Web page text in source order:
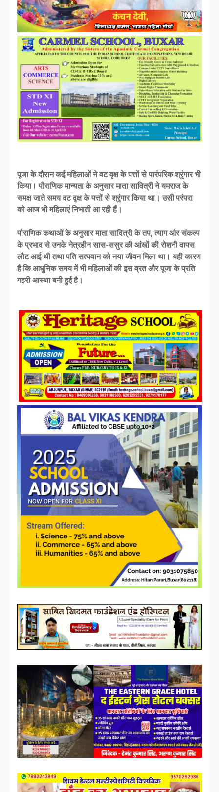
पूजा के दौरान कई महिलाओं ने वट वृक्ष के पत्तों से पारंपरिक श्रृंगार भी
किया। पौराणिक मान्यता के अनुसार माता सावित्री ने यमराज के
समक्ष जाते समय वट वृक्ष के पत्तों से श्रृंगार किया था। उसी परंपरा
को आज भी महिलाएं निभाती आ रही हैं।
पौराणिक कथाओं के अनुसार माता सावित्री के तप, त्याग और संकल्प
के प्रभाव से उनके नेत्रहीन सास-ससुर की आंखों की रोशनी वापस
लौट आई थी तथा पति सत्यवान को नया जीवन मिला था। यही कारण
है कि आधुनिक समय में भी महिलाओं की इस व्रत और पूजा के प्रति
गहरी आस्था बनी हुई है।